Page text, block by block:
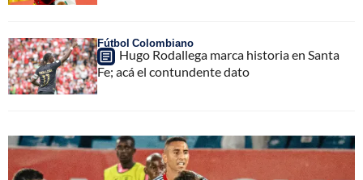
Fútbol Colombiano
Hugo Rodallega marca historia en Santa
Fe; acá el contundente dato